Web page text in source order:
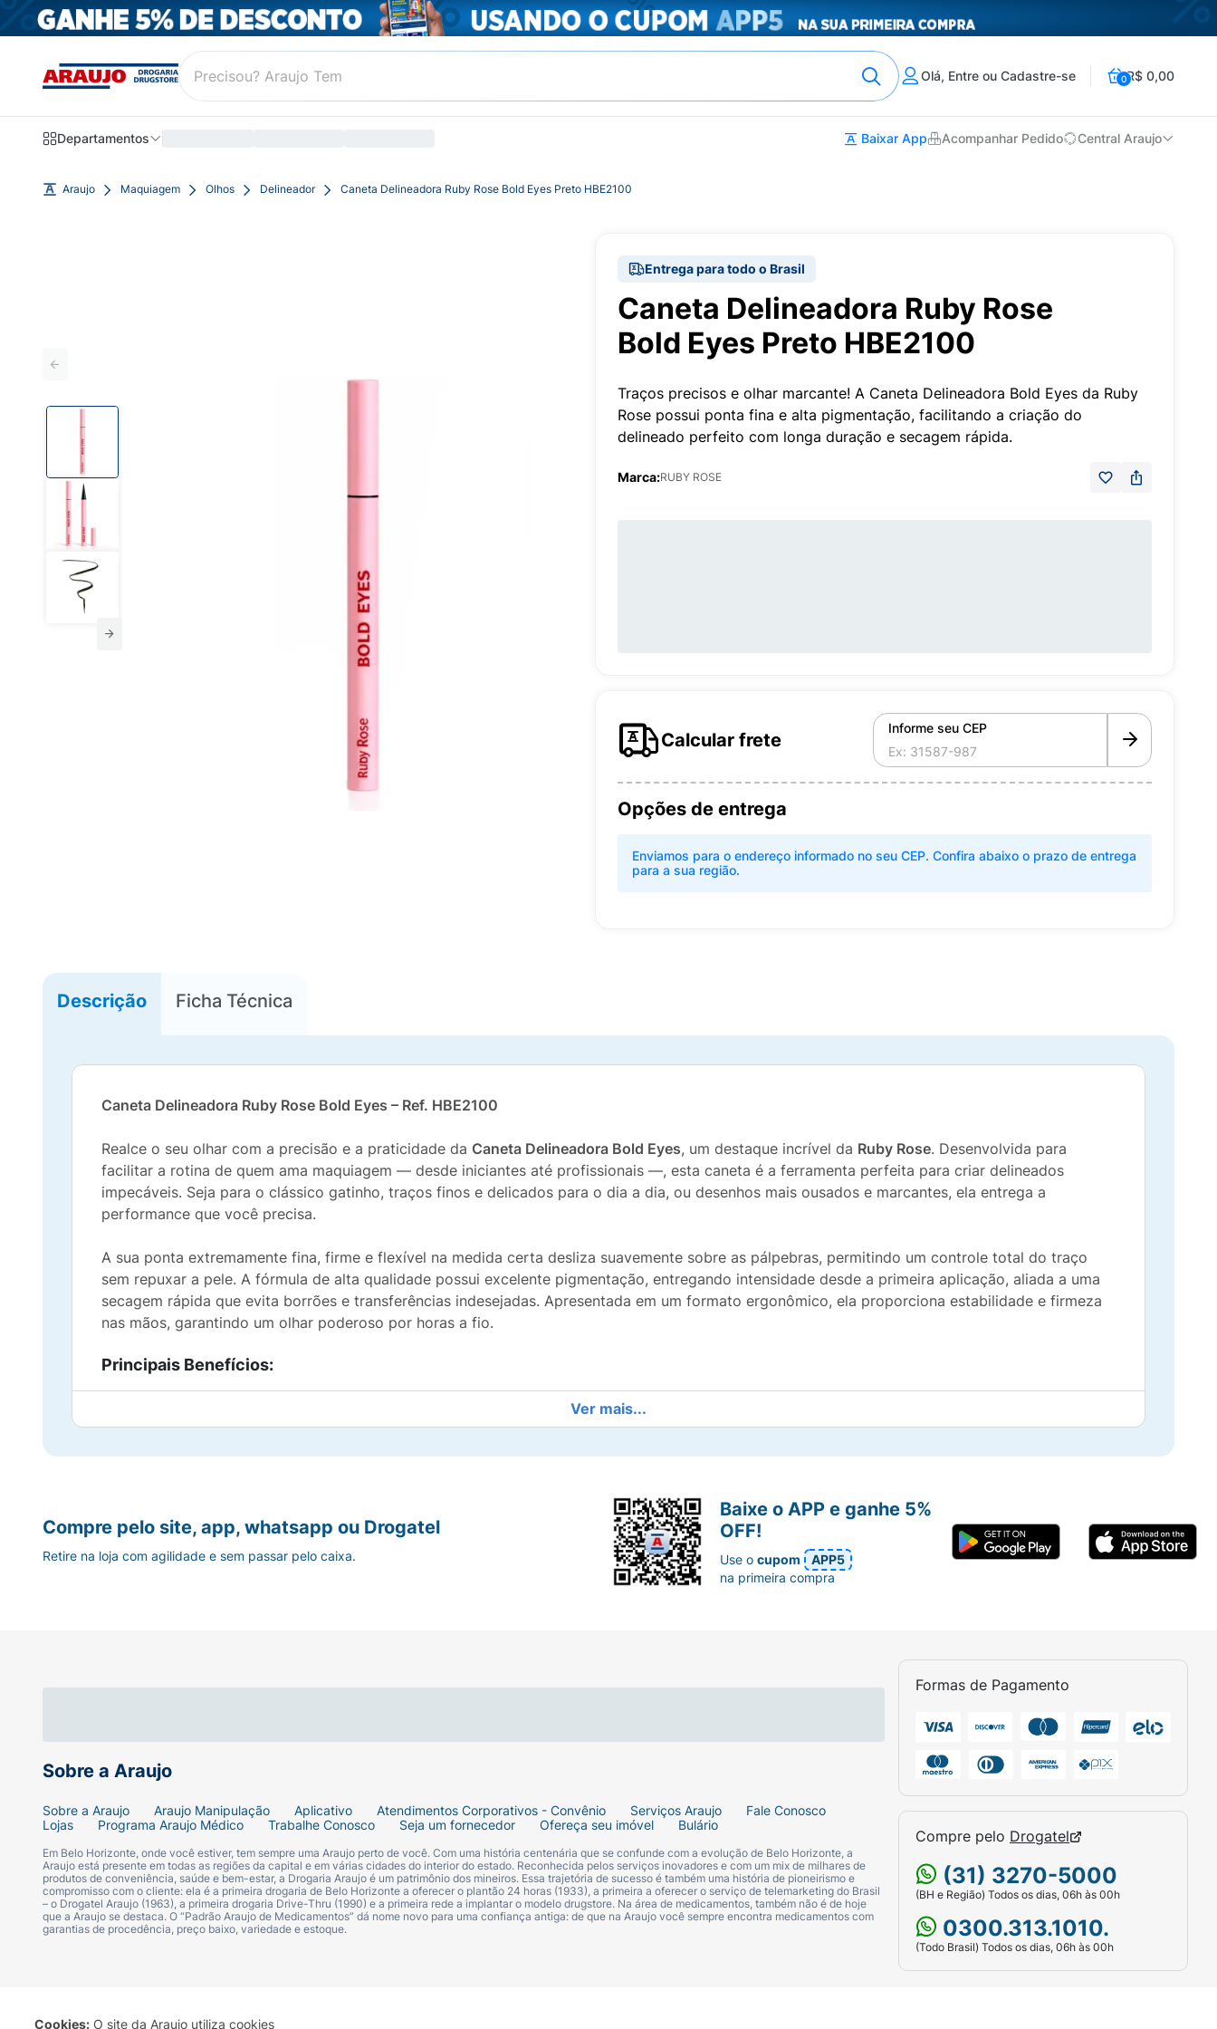
Cookies: O site da Araujo utiliza cookies
Olá, Entre ou Cadastre-se 0R$ 0,00
Departamentos Baixar App Acompanhar Pedido Central Araujo
Araujo Maquiagem Olhos Delineador Caneta Delineadora Ruby Rose Bold Eyes Preto HBE2100
Entrega para todo o Brasil
Caneta Delineadora Ruby Rose
Bold Eyes Preto HBE2100
Traços precisos e olhar marcante! A Caneta Delineadora Bold Eyes da Ruby
Rose possui ponta fina e alta pigmentação, facilitando a criação do
delineado perfeito com longa duração e secagem rápida.
Marca:RUBY ROSE
Calcular frete
Informe seu CEP
Opções de entrega
Enviamos para o endereço informado no seu CEP. Confira abaixo o prazo de entrega
para a sua região.
Descrição Ficha Técnica
Caneta Delineadora Ruby Rose Bold Eyes – Ref. HBE2100
Realce o seu olhar com a precisão e a praticidade da Caneta Delineadora Bold Eyes, um destaque incrível da Ruby Rose. Desenvolvida para
facilitar a rotina de quem ama maquiagem — desde iniciantes até profissionais —, esta caneta é a ferramenta perfeita para criar delineados
impecáveis. Seja para o clássico gatinho, traços finos e delicados para o dia a dia, ou desenhos mais ousados e marcantes, ela entrega a
performance que você precisa.
A sua ponta extremamente fina, firme e flexível na medida certa desliza suavemente sobre as pálpebras, permitindo um controle total do traço
sem repuxar a pele. A fórmula de alta qualidade possui excelente pigmentação, entregando intensidade desde a primeira aplicação, aliada a uma
secagem rápida que evita borrões e transferências indesejadas. Apresentada em um formato ergonômico, ela proporciona estabilidade e firmeza
nas mãos, garantindo um olhar poderoso por horas a fio.
Principais Benefícios:
Facilita a criação de traços de diferentes espessuras com total controle e simetria.
Fixa rapidamente na pele, prevenindo borrões durante e após a aplicação.
Longa Duração:Fórmula resistente que mantém o seu delineado intacto ao longo do dia ou da noite.
O formato em caneta oferece ergonomia e estabilidade, ideal para quem tem dificuldade com delineadores líquidos tradicionais.
Indicação:Todos os tipos de pele.
Modo de uso
Ver mais...
Sobre a Araujo
Sobre a Araujo Araujo Manipulação Aplicativo Atendimentos Corporativos - Convênio Serviços Araujo
Fale Conosco
Lojas
Programa Araujo Médico Trabalhe Conosco Seja um fornecedor Ofereça seu imóvel Bulário
Em Belo Horizonte, onde você estiver, tem sempre uma Araujo perto de você. Com uma história centenária que se confunde com a evolução de Belo Horizonte, a
Araujo está presente em todas as regiões da capital e em várias cidades do interior do estado. Reconhecida pelos serviços inovadores e com um mix de milhares de
produtos de conveniência, saúde e bem-estar, a Drogaria Araujo é um patrimônio dos mineiros. Essa trajetória de sucesso é também uma história de pioneirismo e
compromisso com o cliente: ela é a primeira drogaria de Belo Horizonte a oferecer o plantão 24 horas (1933), a primeira a oferecer o serviço de telemarketing do Brasil
– o Drogatel Araujo (1963), a primeira drogaria Drive-Thru (1990) e a primeira rede a implantar o modelo drugstore. Na área de medicamentos, também não é de hoje
que a Araujo se destaca. O “Padrão Araujo de Medicamentos” dá nome novo para uma confiança antiga: de que na Araujo você sempre encontra medicamentos com
garantias de procedência, preço baixo, variedade e estoque.
Formas de Pagamento
Compre pelo Drogatel
(31) 3270-5000
(BH e Região) Todos os dias, 06h às 00h
0300.313.1010.
(Todo Brasil) Todos os dias, 06h às 00h
Compre pelo site, app, whatsapp ou Drogatel
Retire na loja com agilidade e sem passar pelo caixa.
Baixe o APP e ganhe 5%
OFF!
Use ocupom
APP5
na primeira compra